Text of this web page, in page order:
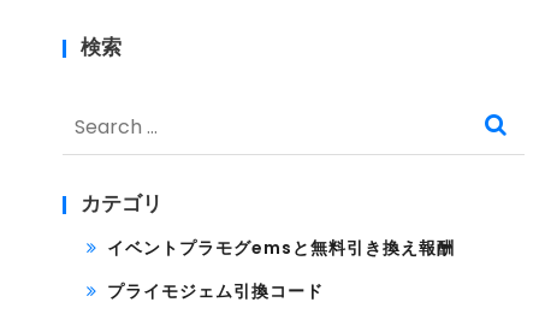
検索
for:
カテゴリ
イベントプラモグemsと無料引き換え報酬
プライモジェム引換コード